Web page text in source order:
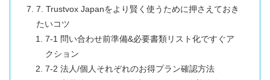
7. Trustvox Japanをより賢く使うために押さえておき
たいコツ
7-1 問い合わせ前準備&必要書類リスト化ですぐア
クション
7-2 法人/個人それぞれのお得プラン確認方法